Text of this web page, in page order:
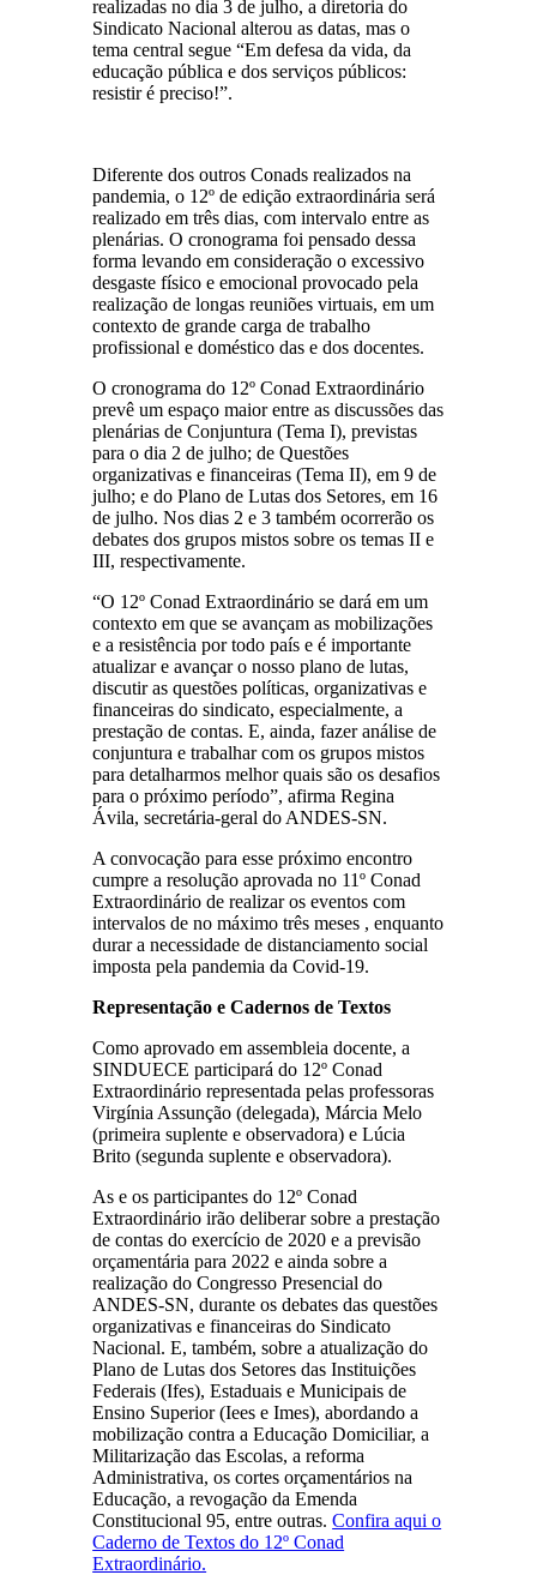
realizadas no dia 3 de julho, a diretoria do
Sindicato Nacional alterou as datas, mas o
tema central segue “Em defesa da vida, da
educação pública e dos serviços públicos:
resistir é preciso!”.
Diferente dos outros Conads realizados na
pandemia, o 12º de edição extraordinária será
realizado em três dias, com intervalo entre as
plenárias. O cronograma foi pensado dessa
forma levando em consideração o excessivo
desgaste físico e emocional provocado pela
realização de longas reuniões virtuais, em um
contexto de grande carga de trabalho
profissional e doméstico das e dos docentes.
O cronograma do 12º Conad Extraordinário
prevê um espaço maior entre as discussões das
plenárias de Conjuntura (Tema I), previstas
para o dia 2 de julho; de Questões
organizativas e financeiras (Tema II), em 9 de
julho; e do Plano de Lutas dos Setores, em 16
de julho. Nos dias 2 e 3 também ocorrerão os
debates dos grupos mistos sobre os temas II e
III, respectivamente.
“O 12º Conad Extraordinário se dará em um
contexto em que se avançam as mobilizações
e a resistência por todo país e é importante
atualizar e avançar o nosso plano de lutas,
discutir as questões políticas, organizativas e
financeiras do sindicato, especialmente, a
prestação de contas. E, ainda, fazer análise de
conjuntura e trabalhar com os grupos mistos
para detalharmos melhor quais são os desafios
para o próximo período”, afirma Regina
Ávila, secretária-geral do ANDES-SN.
A convocação para esse próximo encontro
cumpre a resolução aprovada no 11º Conad
Extraordinário de realizar os eventos com
intervalos de no máximo três meses , enquanto
durar a necessidade de distanciamento social
imposta pela pandemia da Covid-19.
Representação e Cadernos de Textos
Como aprovado em assembleia docente, a
SINDUECE participará do 12º Conad
Extraordinário representada pelas professoras
Virgínia Assunção (delegada), Márcia Melo
(primeira suplente e observadora) e Lúcia
Brito (segunda suplente e observadora).
As e os participantes do 12º Conad
Extraordinário irão deliberar sobre a prestação
de contas do exercício de 2020 e a previsão
orçamentária para 2022 e ainda sobre a
realização do Congresso Presencial do
ANDES-SN, durante os debates das questões
organizativas e financeiras do Sindicato
Nacional. E, também, sobre a atualização do
Plano de Lutas dos Setores das Instituições
Federais (Ifes), Estaduais e Municipais de
Ensino Superior (Iees e Imes), abordando a
mobilização contra a Educação Domiciliar, a
Militarização das Escolas, a reforma
Administrativa, os cortes orçamentários na
Educação, a revogação da Emenda
Constitucional 95, entre outras.Confira aqui o
Caderno de Textos do 12º Conad
Extraordinário.